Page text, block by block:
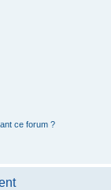
ce forum ?